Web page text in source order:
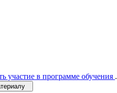
участие в программе обучения .